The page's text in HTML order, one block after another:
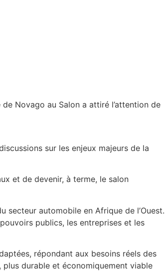
Novago au Salon a attiré l’attention de
sur les enjeux majeurs de la
et de devenir, à terme, le salon
secteur automobile en Afrique de l’Ouest.
publics, les entreprises et les
répondant aux besoins réels des
durable et économiquement viable